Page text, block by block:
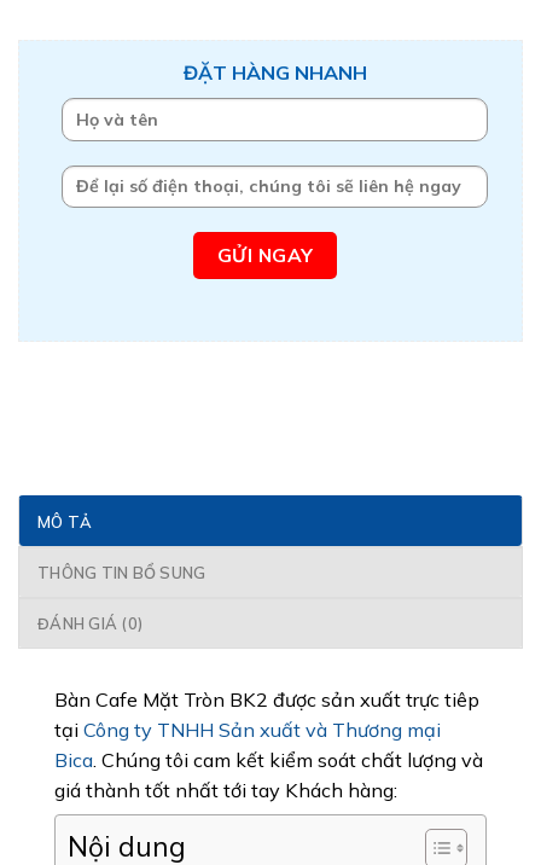
ĐẶT HÀNG NHANH
MÔ TẢ
THÔNG TIN BỔ SUNG
ĐÁNH GIÁ (0)
Bàn Cafe Mặt Tròn BK2 được sản xuất trực tiêp
tại Công ty TNHH Sản xuất và Thương mại
Bica . Chúng tôi cam kết kiểm soát chất lượng và
giá thành tốt nhất tới tay Khách hàng:
Nội dung